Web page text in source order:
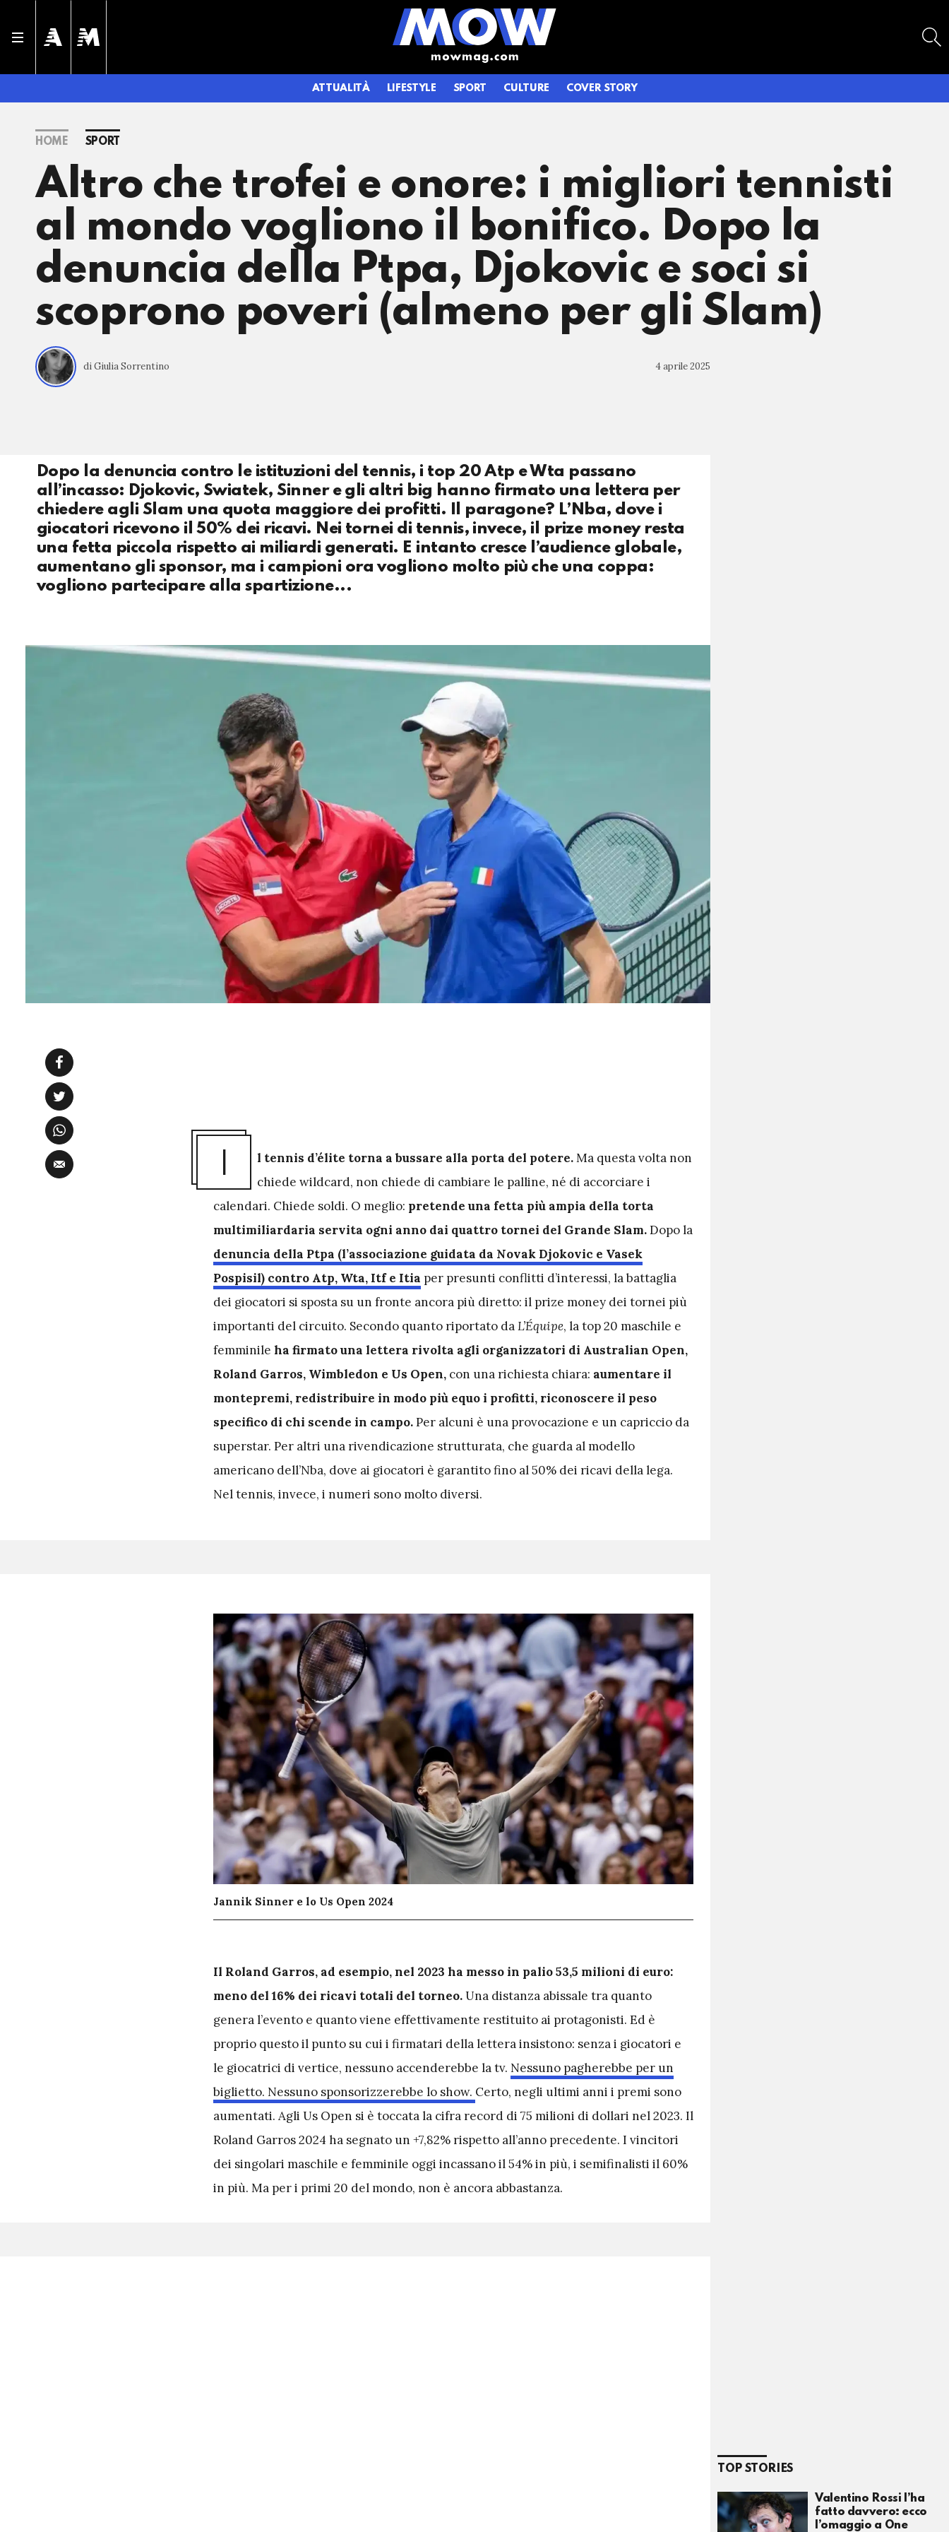
ATTUALITÀ LIFESTYLE SPORT CULTURE COVER STORY
HOME SPORT
Altro che trofei e onore: i migliori tennisti
al mondo vogliono il bonifico. Dopo la
denuncia della Ptpa, Djokovic e soci si
scoprono poveri (almeno per gli Slam)
di Giulia Sorrentino 4 aprile 2025
Dopo la denuncia contro le istituzioni del tennis, i top 20 Atp e Wta passano
all’incasso: Djokovic, Swiatek, Sinner e gli altri big hanno firmato una lettera per
chiedere agli Slam una quota maggiore dei profitti. Il paragone? L’Nba, dove i
giocatori ricevono il 50% dei ricavi. Nei tornei di tennis, invece, il prize money resta
una fetta piccola rispetto ai miliardi generati. E intanto cresce l’audience globale,
aumentano gli sponsor, ma i campioni ora vogliono molto più che una coppa:
vogliono partecipare alla spartizione...
l tennis d’élite torna a bussare alla porta del potere.Ma questa volta non
chiede wildcard, non chiede di cambiare le palline, né di accorciare i
calendari. Chiede soldi. O meglio: pretende una fetta più ampia della torta
multimiliardaria servita ogni anno dai quattro tornei del Grande Slam.Dopo la
denuncia della Ptpa (l’associazione guidata da Novak Djokovic e Vasek
Pospisil) contro Atp, Wta, Itf e Itia per presunti conflitti d’interessi, la battaglia
dei giocatori si sposta su un fronte ancora più diretto: il prize money dei tornei più
importanti del circuito. Secondo quanto riportato daL’Équipe, la top 20 maschile e
femminile ha firmato una lettera rivolta agli organizzatori di Australian Open,
Roland Garros, Wimbledon e Us Open, con una richiesta chiara: aumentare il
montepremi, redistribuire in modo più equo i profitti, riconoscere il peso
specifico di chi scende in campo.Per alcuni è una provocazione e un capriccio da
superstar. Per altri una rivendicazione strutturata, che guarda al modello
americano dell’Nba, dove ai giocatori è garantito fino al 50% dei ricavi della lega.
Nel tennis, invece, i numeri sono molto diversi.
Jannik Sinner e lo Us Open 2024
Il Roland Garros, ad esempio, nel 2023 ha messo in palio 53,5 milioni di euro:
meno del 16% dei ricavi totali del torneo.Una distanza abissale tra quanto
genera l’evento e quanto viene effettivamente restituito ai protagonisti. Ed è
proprio questo il punto su cui i firmatari della lettera insistono: senza i giocatori e
le giocatrici di vertice, nessuno accenderebbe la tv. Nessuno pagherebbe per un
biglietto. Nessuno sponsorizzerebbe lo show. Certo, negli ultimi anni i premi sono
aumentati. Agli Us Open si è toccata la cifra record di 75 milioni di dollari nel 2023. Il
Roland Garros 2024 ha segnato un +7,82% rispetto all’anno precedente. I vincitori
dei singolari maschile e femminile oggi incassano il 54% in più, i semifinalisti il 60%
in più. Ma per i primi 20 del mondo, non è ancora abbastanza.
TOP STORIES
Valentino Rossi l’ha
fatto davvero: ecco
l’omaggio a One